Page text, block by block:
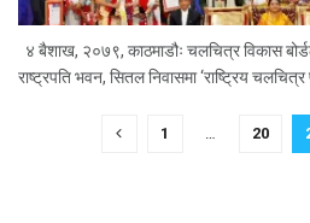
४ बैशाख, २०७९, काठमाडौः चलचित्र विकास
राष्ट्रपति भवन, सितल निवासमा ‘राष्ट्रिय चलचित्र
1 … 20